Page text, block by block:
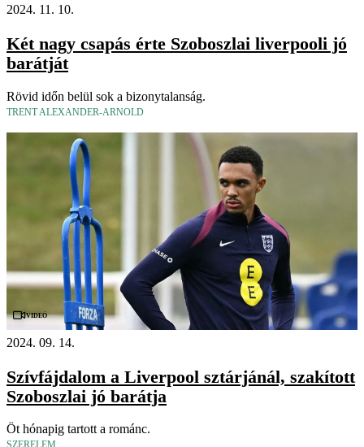
2024. 11. 10.
Két nagy csapás érte Szoboszlai liverpooli jó
barátját
Rövid időn belül sok a bizonytalanság.
TRENT ALEXANDER-ARNOLD
Videó
2024. 09. 14.
Szívfájdalom a Liverpool sztárjánál, szakított
Szoboszlai jó barátja
Öt hónapig tartott a románc.
SZERELEM